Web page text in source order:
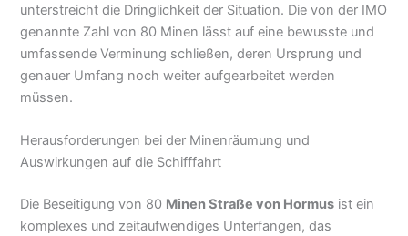
unterstreicht die Dringlichkeit der Situation. Die von der IMO
genannte Zahl von 80 Minen lässt auf eine bewusste und
umfassende Verminung schließen, deren Ursprung und
genauer Umfang noch weiter aufgearbeitet werden
müssen.
Herausforderungen bei der Minenräumung und
Auswirkungen auf die Schifffahrt
Die Beseitigung von 80 Minen Straße von Hormus ist ein
komplexes und zeitaufwendiges Unterfangen, das